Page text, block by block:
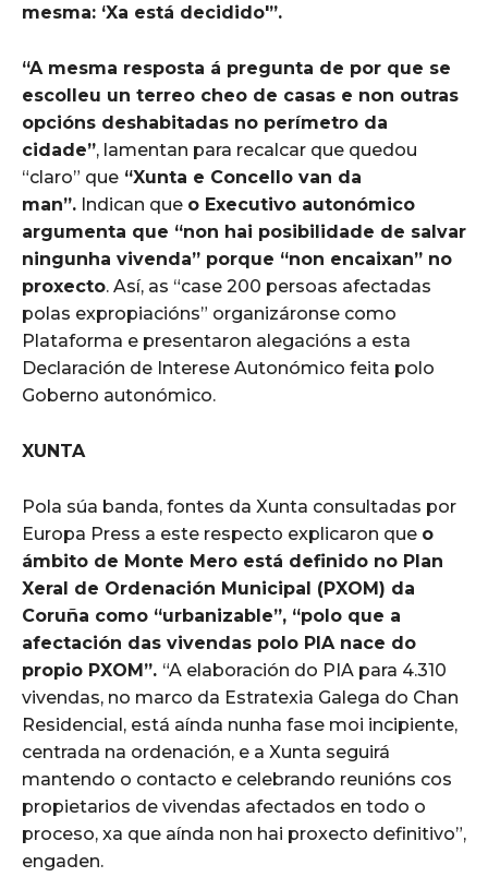
mesma: ‘Xa está decidido'”.
“A mesma resposta á pregunta de por que se
escolleu un terreo cheo de casas e non outras
opcións deshabitadas no perímetro da
cidade”, lamentan para recalcar que quedou
“claro” que “Xunta e Concello van da
man”. Indican que o Executivo autonómico
argumenta que “non hai posibilidade de salvar
ningunha vivenda” porque “non encaixan” no
proxecto. Así, as “case 200 persoas afectadas
polas expropiacións” organizáronse como
Plataforma e presentaron alegacións a esta
Declaración de Interese Autonómico feita polo
Goberno autonómico.
XUNTA
Pola súa banda, fontes da Xunta consultadas por
Europa Press a este respecto explicaron que o
ámbito de Monte Mero está definido no Plan
Xeral de Ordenación Municipal (PXOM) da
Coruña como “urbanizable”, “polo que a
afectación das vivendas polo PIA nace do
propio PXOM”. “A elaboración do PIA para 4.310
vivendas, no marco da Estratexia Galega do Chan
Residencial, está aínda nunha fase moi incipiente,
centrada na ordenación, e a Xunta seguirá
mantendo o contacto e celebrando reunións cos
propietarios de vivendas afectados en todo o
proceso, xa que aínda non hai proxecto definitivo”,
engaden.